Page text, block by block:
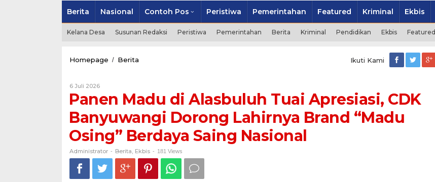
Berita Nasional Contoh Pos Peristiwa Pemerintahan Featured Kriminal Ekbis
Kelana Desa Susunan Redaksi Peristiwa Pemerintahan Berita Kriminal Pendidikan Ekbis Featured
Homepage / Berita
Tuai
Apresiasi,
CDK
Banyuwangi
Dorong
Lahirnya
Brand
"Madu
Osing"
Berdaya
Ikuti Kami
6 Juli 2026Oleh
Administrator
Panen Madu di Alasbuluh Tuai Apresiasi, CDK
Banyuwangi Dorong Lahirnya Brand “Madu
Osing” Berdaya Saing Nasional
Administrator - Berita Ekbis - 181 Views